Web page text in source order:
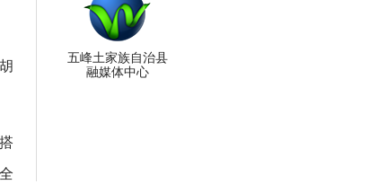
五峰土家族自治县
融媒体中心